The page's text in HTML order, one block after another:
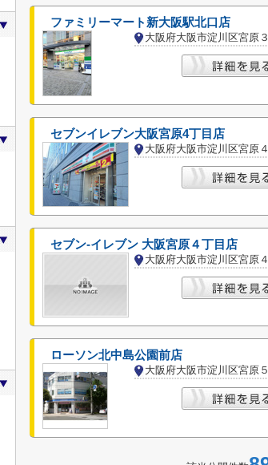
ファミリーマート新大阪駅北口店
大阪府大阪市淀川区宮原
セブンイレブン大阪宮原4丁目店
大阪府大阪市淀川区宮原
セブン-イレブン 大阪宮原４丁目店
大阪府大阪市淀川区宮原
ローソン北中島公園前店
大阪府大阪市淀川区宮原